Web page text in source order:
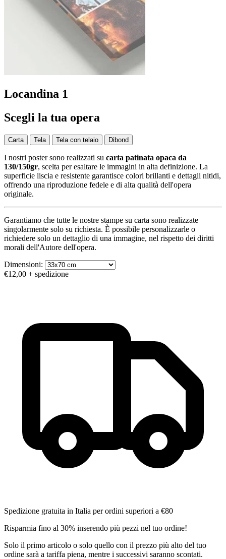
Locandina 1
Scegli la tua opera
Carta Tela Tela con telaio Dibond
I nostri poster sono realizzati su carta patinata opaca da
130/150gr, scelta per esaltare le immagini in alta definizione. La
superficie liscia e resistente garantisce colori brillanti e dettagli nitidi,
offrendo una riproduzione fedele e di alta qualità dell'opera
originale.
Garantiamo che tutte le nostre stampe su carta sono realizzate
singolarmente solo su richiesta. È possibile personalizzarle o
richiedere solo un dettaglio di una immagine, nel rispetto dei diritti
morali dell'Autore dell'opera.
Dimensioni:
€12,00 + spedizione
Spedizione gratuita in Italia per ordini superiori a €80
Risparmia fino al 30% inserendo più pezzi nel tuo ordine!
Solo il primo articolo o solo quello con il prezzo più alto del tuo
ordine sarà a tariffa piena, mentre i successivi saranno scontati.